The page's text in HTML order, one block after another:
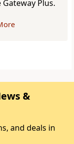
Plus.
&
and deals in